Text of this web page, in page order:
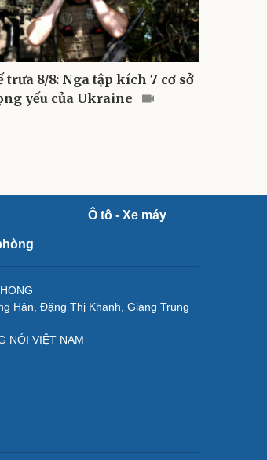
trưa 8/8: Nga tập kích 7 cơ sở
yếu của Ukraine
Ô tô - Xe máy
Hân, Đặng Thị Khanh, Giang Trung
NÓI VIỆT NAM